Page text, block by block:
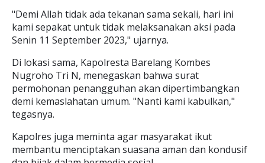
"Demi Allah tidak ada tekanan sama sekali, hari ini
kami sepakat untuk tidak melaksanakan aksi pada
Senin 11 September 2023," ujarnya.
Di lokasi sama, Kapolresta Barelang Kombes
Nugroho Tri N, menegaskan bahwa surat
permohonan penangguhan akan dipertimbangkan
demi kemaslahatan umum. "Nanti kami kabulkan,"
tegasnya.
Kapolres juga meminta agar masyarakat ikut
membantu menciptakan suasana aman dan kondusif